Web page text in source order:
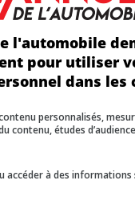
et l’éclairage
sent une volonté
inclinée typique des
proportions
l'automobile
pour utiliser
dans les
personnalisés,
contenu, études
accéder à des informations